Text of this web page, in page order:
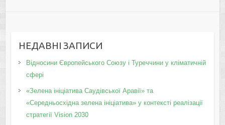
НЕДАВНІ ЗАПИСИ
Відносини Європейського Союзу і Туреччини у кліматичній
сфері
«Зелена ініціатива Саудівської Аравії» та
«Середньосхідна зелена ініціатива» у контексті реалізації
стратегії Vision 2030